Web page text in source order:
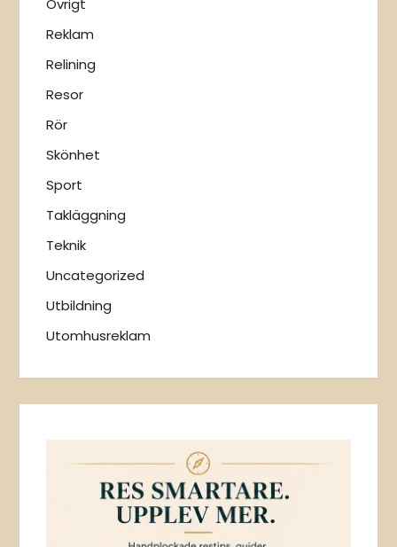
Övrigt
Reklam
Relining
Resor
Rör
Skönhet
Sport
Takläggning
Teknik
Uncategorized
Utbildning
Utomhusreklam